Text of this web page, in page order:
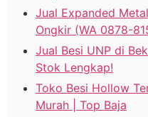
Jual Expanded
Ongkir (WA 0878-
Jual Besi UNP di
Stok Lengkap!
Toko Besi Hollow
Murah | Top Baja